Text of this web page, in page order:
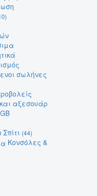
σωλήνες
αξεσουάρ
(44)
Κονσόλες &